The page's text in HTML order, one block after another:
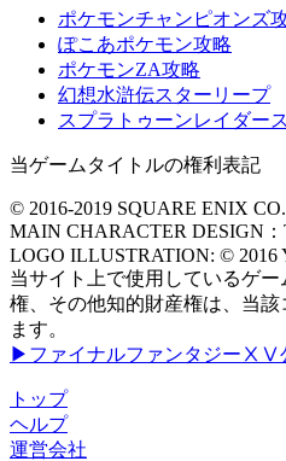
ポケモンチャンピオンズ
ぽこあポケモン攻略
ポケモンZA攻略
幻想水滸伝スターリープ
スプラトゥーンレイダー
当ゲームタイトルの権利表記
© 2016-2019 SQUARE ENIX
MAIN CHARACTER DESIGN
LOGO ILLUSTRATION: ©
当サイト上で使用しているゲ
権、その他知的財産権は、当
ます。
▶ファイナルファンタジーⅩⅤ
トップ
ヘルプ
運営会社